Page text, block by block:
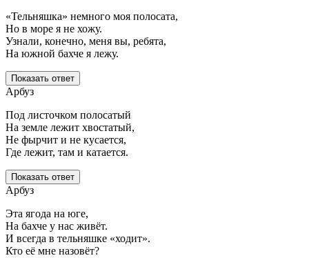
«Тельняшка» немного моя полосата,
Но в море я не хожу.
Узнали, конечно, меня вы, ребята,
На южной бахче я лежу.
Показать ответ
Арбуз
Под листочком полосатый
На земле лежит хвостатый,
Не фырчит и не кусается,
Где лежит, там и катается.
Показать ответ
Арбуз
Эта ягода на юге,
На бахче у нас живёт.
И всегда в тельняшке «ходит».
Кто её мне назовёт?